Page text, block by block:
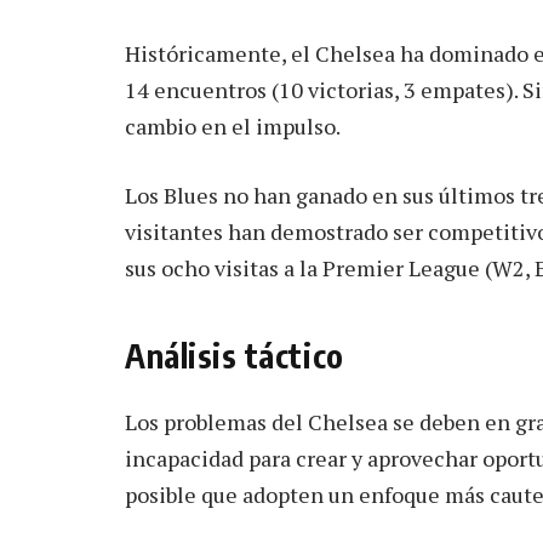
Históricamente, el Chelsea ha dominado
14 encuentros (10 victorias, 3 empates).
cambio en el impulso.
Los Blues no han ganado en sus últimos
visitantes han demostrado ser
sus ocho visitas a la Premier League (W2,
Análisis táctico
Los problemas del Chelsea se deben en
incapacidad para crear y aprovechar
posible que adopten un enfoque más